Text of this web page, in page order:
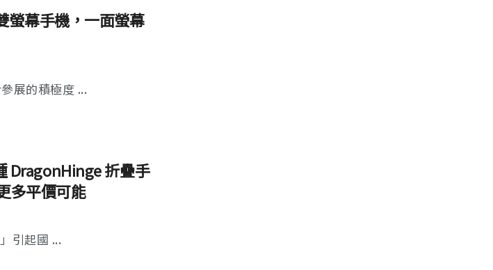
螢幕手機，一面螢幕
展的積極度 ...
DragonHinge 折疊手
多平價可能
引起國 ...